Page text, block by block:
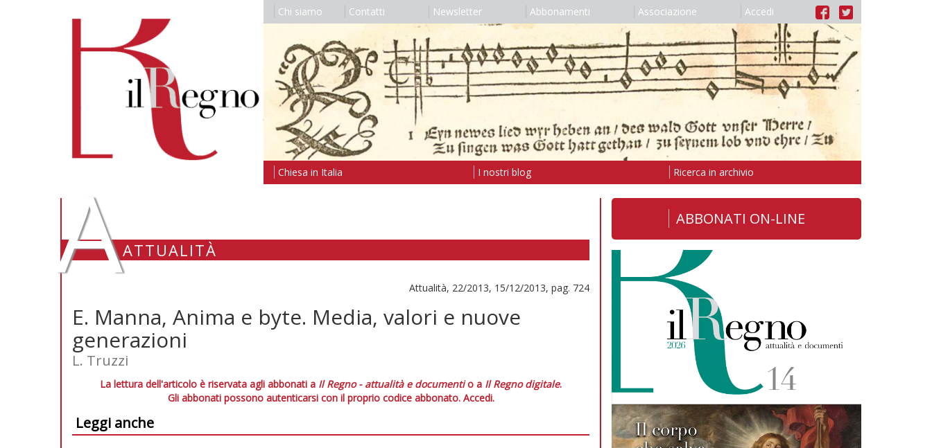
Chi siamo Contatti Newsletter Abbonamenti Associazione Accedi
Chiesa in Italia I nostri blog Ricerca in archivio
AATTUALITÀ
Attualità, 22/2013, 15/12/2013, pag. 724
E. Manna, Anima e byte. Media, valori e nuove
generazioni
L. Truzzi
La lettura dell'articolo è riservata agli abbonati a Il Regno - attualità e documentio a Il Regno digitale.
Gli abbonati possono autenticarsi con il proprio codice abbonato. Accedi.
Leggi anche
ABBONATI ON-LINE